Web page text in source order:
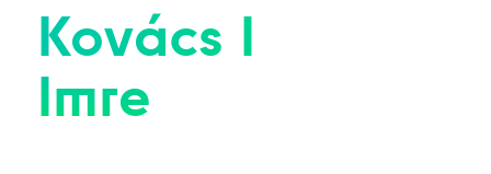
Kovács I
Imre